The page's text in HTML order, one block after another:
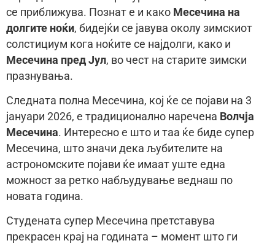
се приближува. Познат е и како Месечина на
долгите ноќи, бидејќи се јавува околу зимскиот
солстициум кога ноќите се најдолги, како и
Месечина пред Јул, во чест на старите зимски
празнувања.
Следната полна Месечина, кој ќе се појави на 3
јануари 2026, е традиционално наречена Волчја
Месечина. Интересно е што и таа ќе биде супер
Месечина, што значи дека љубителите на
астрономските појави ќе имаат уште една
можност за ретко набљудување веднаш по
новата година.
Студената супер Месечина претставува
прекрасен крај на годината – момент што ги